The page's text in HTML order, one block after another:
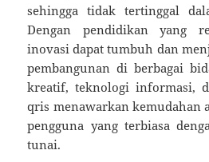
sehingga tidak tertinggal
Dengan pendidikan yang
inovasi dapat tumbuh dan
pembangunan di berbagai
kreatif, teknologi informasi,
qris menawarkan kemudahan
pengguna yang terbiasa
tunai.